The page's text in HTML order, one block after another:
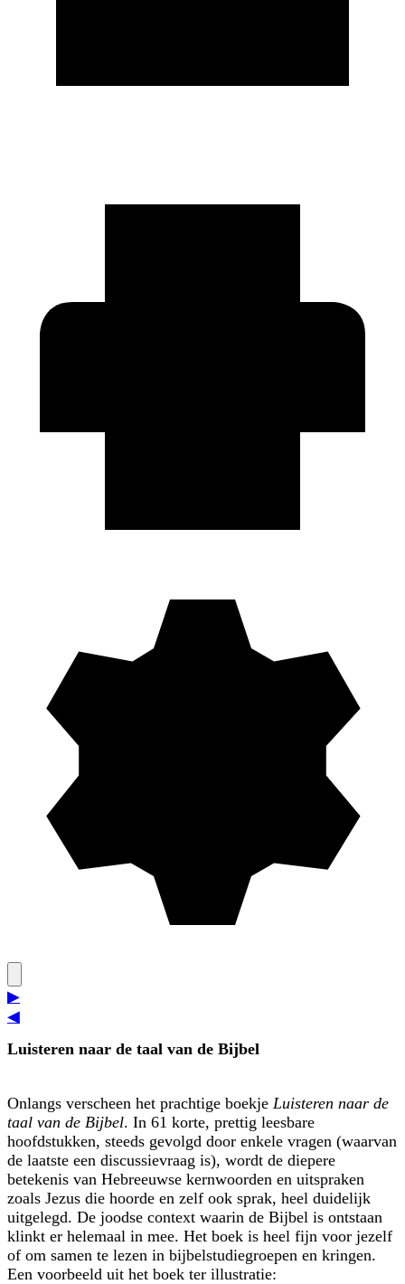
▶
◀
Luisteren naar de taal van de Bijbel
Onlangs verscheen het prachtige boekje Luisteren naar de
taal van de Bijbel. In 61 korte, prettig leesbare
hoofdstukken, steeds gevolgd door enkele vragen (waarvan
de laatste een discussievraag is), wordt de diepere
betekenis van Hebreeuwse kern­woorden en uitspraken
zoals Jezus die hoorde en zelf ook sprak, heel duidelijk
uitgelegd. De joodse context waarin de Bijbel is ontstaan
klinkt er helemaal in mee. Het boek is heel fijn voor jezelf
of om samen te lezen in bijbelstudiegroepen en kringen.
Een voorbeeld uit het boek ter illustratie: